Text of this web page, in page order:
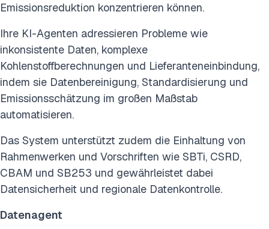
Emissionsreduktion konzentrieren können.
Ihre KI-Agenten adressieren Probleme wie
inkonsistente Daten, komplexe
Kohlenstoffberechnungen und Lieferanteneinbindung,
indem sie Datenbereinigung, Standardisierung und
Emissionsschätzung im großen Maßstab
automatisieren.
Das System unterstützt zudem die Einhaltung von
Rahmenwerken und Vorschriften wie SBTi, CSRD,
CBAM und SB253 und gewährleistet dabei
Datensicherheit und regionale Datenkontrolle.
Datenagent